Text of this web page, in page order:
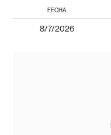
FECHA
8/7/2026